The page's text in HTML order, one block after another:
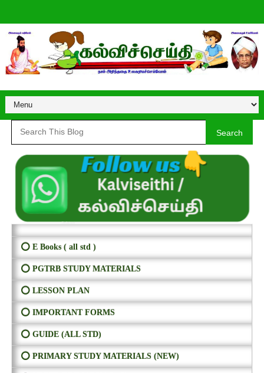
Search
⭕ E Books ( all std )
⭕ PGTRB STUDY MATERIALS
⭕ LESSON PLAN
⭕ IMPORTANT FORMS
⭕ GUIDE (ALL STD)
⭕ PRIMARY STUDY MATERIALS (NEW)